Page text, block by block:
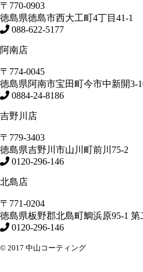
〒770-0903
徳島県徳島市西大工町4丁目41-1
088-622-5177
阿南店
〒774-0045
徳島県阿南市宝田町今市中新開3-
0884-24-8186
吉野川店
〒779-3403
徳島県吉野川市山川町前川75-2
0120-296-146
北島店
〒771-0204
徳島県板野郡北島町鯛浜原95-1 第
0120-296-146
© 2017 中山コーティング